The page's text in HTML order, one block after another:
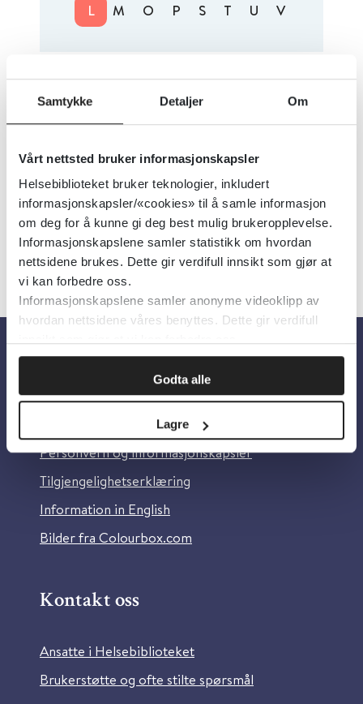
Samtykke Detaljer Om
Vårt nettsted bruker informasjonskapsler
Helsebiblioteket bruker teknologier, inkludert
informasjonskapsler/«cookies» til å samle informasjon
om deg for å kunne gi deg best mulig brukeropplevelse.
Informasjonskapslene samler statistikk om hvordan
nettsidene brukes. Dette gir verdifull innsikt som gjør at
vi kan forbedre oss.
Informasjonskapslene samler anonyme videoklipp av
hvordan nettsidene våres benyttes. Dette gir verdifull
Godta alle
Lagre
L
M O P S T U V
1 treff Alfabetisk Nyest
Legemiddelbruk og
pasientsikkerhet
07.06.2016
Om Helsebiblioteket
Personvern og informasjonskapsler
Tilgjengelighetserklæring
Information in English
Bilder fra Colourbox.com
Kontakt oss
Ansatte i Helsebiblioteket
Brukerstøtte og ofte stilte spørsmål